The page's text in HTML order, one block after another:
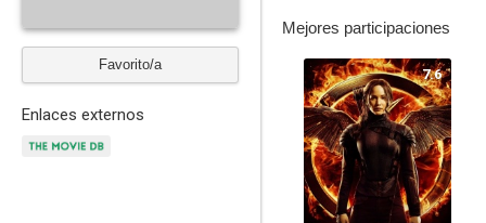
Favorito/a
Enlaces externos
Mejores participaciones
7.6